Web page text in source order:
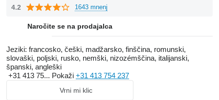
buying a vehicle in our stock? Please call the number listed with
4.2 1643 mnenj
Naročite se na prodajalca
Jeziki: francosko, češki, madžarsko, finščina, romunski,
slovaški, poljski, rusko, nemški, nizozémščina, italijanski,
španski, angleški
+31 413 75... Pokaži +31 413 754 237
Vrni mi klic